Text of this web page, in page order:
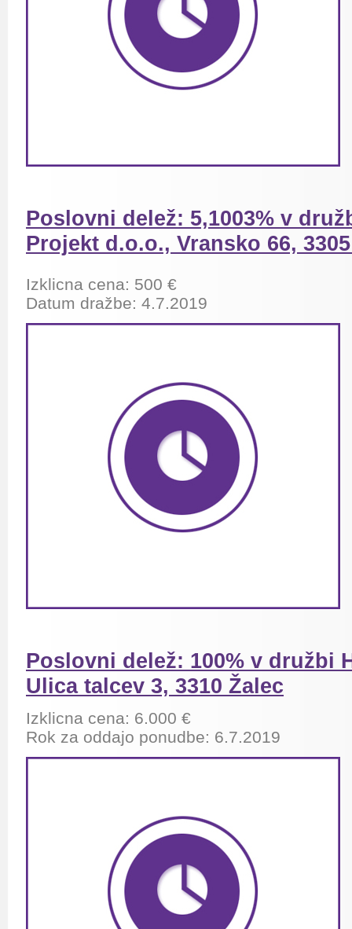
Poslovni delež: 5,1003% v
Projekt d.o.o., Vransko 66,
Izklicna cena: 500 €
Datum dražbe: 4.7.2019
Poslovni delež: 100% v družbi
Ulica talcev 3, 3310 Žalec
Izklicna cena: 6.000 €
Rok za oddajo ponudbe: 6.7.2019